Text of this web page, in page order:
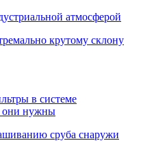
атмосферой
крутому склону
в системе
они нужны
сруба снаружи